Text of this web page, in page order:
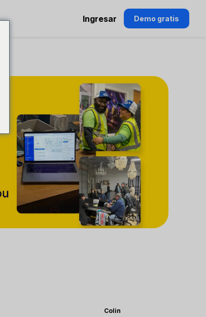
Ingresar Demo gratis
Colin